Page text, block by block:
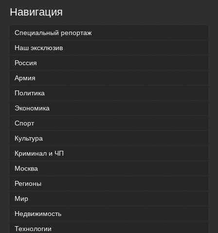
Навигация
Специальный репортаж
Наш эксклюзив
Россия
Армия
Политика
Экономика
Спорт
Культура
Криминал и ЧП
Москва
Регионы
Мир
Недвижимость
Технологии